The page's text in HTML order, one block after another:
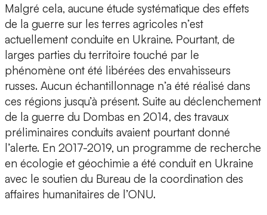
Malgré cela, aucune étude systématique des effets
de la guerre sur les terres agricoles n’est
actuellement conduite en Ukraine. Pourtant, de
larges parties du territoire touché par le
phénomène ont été libérées des envahisseurs
russes. Aucun échantillonnage n’a été réalisé dans
ces régions jusqu’à présent. Suite au déclenchement
de la guerre du Dombas en 2014, des travaux
préliminaires conduits avaient pourtant donné
l’alerte. En 2017-2019, un programme de recherche
en écologie et géochimie a été conduit en Ukraine
avec le soutien du Bureau de la coordination des
affaires humanitaires de l’ONU.